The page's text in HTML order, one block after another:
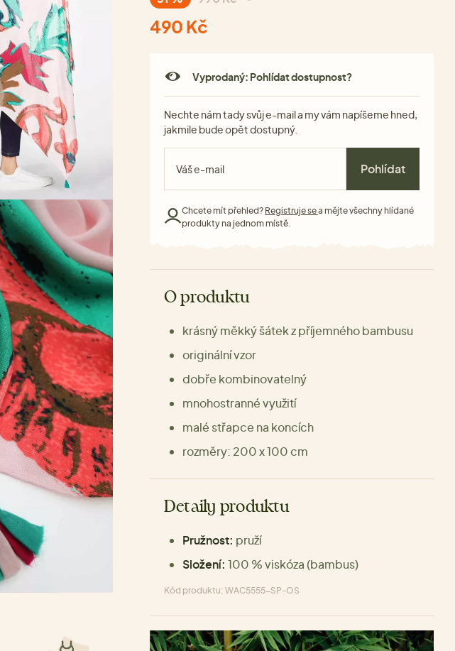
490 Kč
Vyprodaný: Pohlídat dostupnost?
Nechte nám tady svůj e-mail a my vám napíšeme hned,
jakmile bude opět dostupný.
Pohlídat
Chcete mít přehled? Registruje sea mějte všechny hlídané
produkty na jednom místě.
O produktu
krásný měkký šátek z příjemného bambusu
originální vzor
dobře kombinovatelný
mnohostranné využití
malé střapce na koncích
rozměry: 200 x 100 cm
Detaily produktu
Pružnost: pruží
Složení: 100 % viskóza (bambus)
Kód produktu: WAC5555-SP-OS